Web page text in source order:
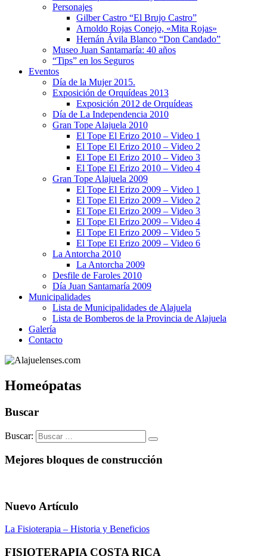
Personajes
Gilber Castro “El Brujo Castro”
Arnoldo Rojas Conejo, «Mita Rojas»
Hernán Ávila Blanco “Don Candado”
Museo Juan Santamaría: 40 años
“Tips” en los Seguros
Eventos
Día de la Mujer 2015.
Exposición de Orquídeas 2013
Exposición 2012 de Orquídeas
Día de La Independencia 2010
Gran Tope Alajuela 2010
El Tope El Erizo 2010 – Video 1
El Tope El Erizo 2010 – Video 2
El Tope El Erizo 2010 – Video 3
El Tope El Erizo 2010 – Video 4
Gran Tope Alajuela 2009
El Tope El Erizo 2009 – Video 1
El Tope El Erizo 2009 – Video 2
El Tope El Erizo 2009 – Video 3
El Tope El Erizo 2009 – Video 4
El Tope El Erizo 2009 – Video 5
El Tope El Erizo 2009 – Video 6
La Antorcha 2010
La Antorcha 2009
Desfile de Faroles 2010
Día Juan Santamaría 2009
Municipalidades
Lista de Municipalidades de Alajuela
Lista de Bomberos de la Provincia de Alajuela
Galería
Contacto
Homeópatas
Buscar
Buscar:
Mejores bloques de construcción
Nuevo Artículo
La Fisioterapia – Historia y Beneficios
FISIOTERAPIA COSTA RICA